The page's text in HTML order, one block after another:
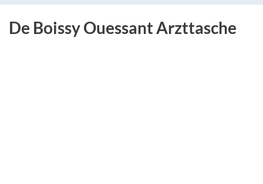
De Boissy Ouessant Arzttasche